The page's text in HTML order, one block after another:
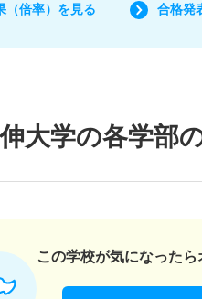
（倍率）を見る 合格発
大学の各学部
この学校が気になったら